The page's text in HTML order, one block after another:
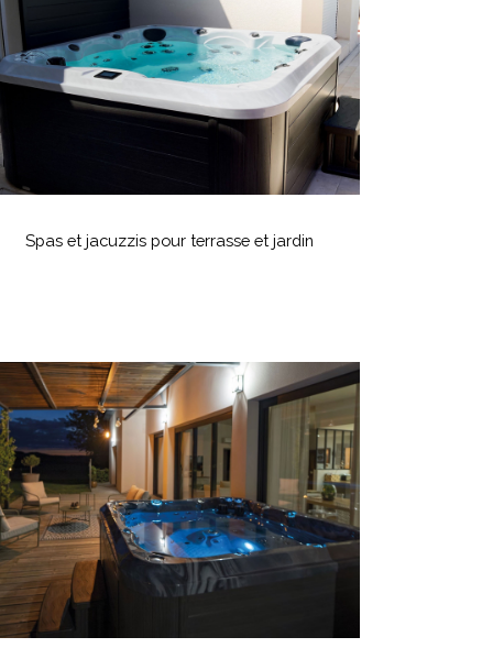
Spas et jacuzzis pour terrasse et jardin
Installation